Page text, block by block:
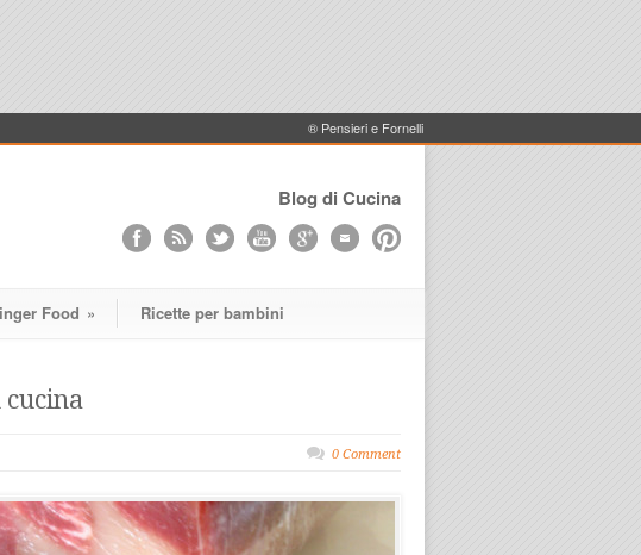
® Pensieri e Fornelli
Blog di Cucina
Food » Ricette per bambini
cucina
0 Comment